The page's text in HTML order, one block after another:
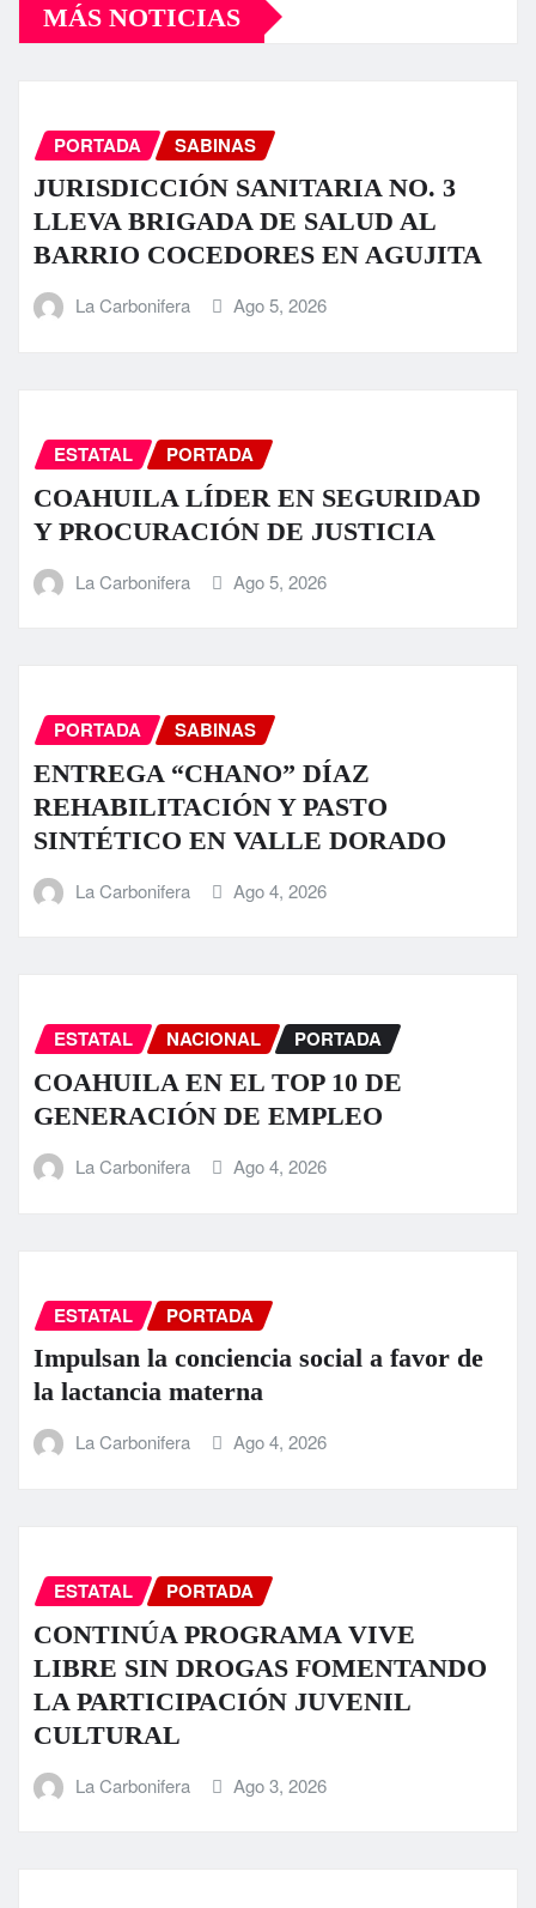
MÁS NOTICIAS
PORTADA SABINAS
JURISDICCIÓN SANITARIA NO. 3
LLEVA BRIGADA DE SALUD AL
BARRIO COCEDORES EN AGUJITA
La Carbonifera Ago 5, 2026
ESTATAL PORTADA
COAHUILA LÍDER EN SEGURIDAD
Y PROCURACIÓN DE JUSTICIA
La Carbonifera Ago 5, 2026
PORTADA SABINAS
ENTREGA “CHANO” DÍAZ
REHABILITACIÓN Y PASTO
SINTÉTICO EN VALLE DORADO
La Carbonifera Ago 4, 2026
ESTATAL NACIONAL PORTADA
COAHUILA EN EL TOP 10 DE
GENERACIÓN DE EMPLEO
La Carbonifera Ago 4, 2026
ESTATAL PORTADA
Impulsan la conciencia social a favor de
la lactancia materna
La Carbonifera Ago 4, 2026
ESTATAL PORTADA
CONTINÚA PROGRAMA VIVE
LIBRE SIN DROGAS FOMENTANDO
LA PARTICIPACIÓN JUVENIL
CULTURAL
La Carbonifera Ago 3, 2026